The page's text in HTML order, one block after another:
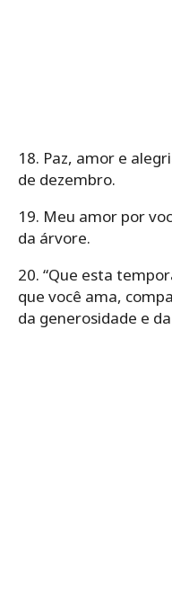
18. Paz, amor e
de dezembro.
19. Meu amor por
da árvore.
20. “Que esta
que você ama,
da generosidade e